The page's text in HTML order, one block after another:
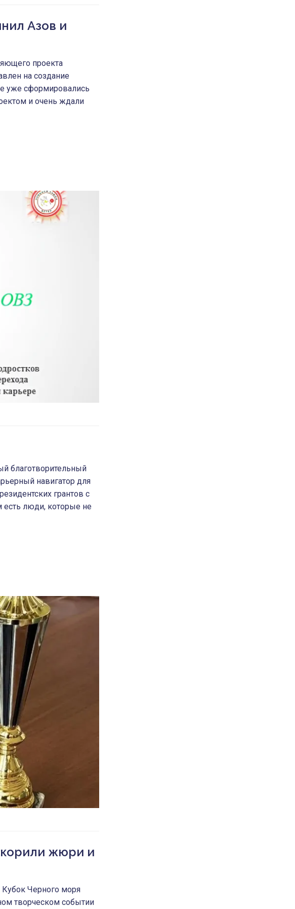
Азов и
проекта
на создание
уже сформировались
и очень ждали
благотворительный
навигатор для
грантов с
есть люди, которые не
жюри и
Черного моря
творческом событии